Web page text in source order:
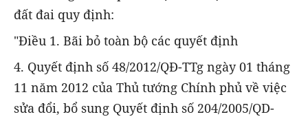
đất đai quy định:
"Điều 1. Bãi bỏ toàn bộ các quyết định
4. Quyết định số 48/2012/QĐ-TTg ngày 01 tháng
11 năm 2012 của Thủ tướng Chính phủ về việc
sửa đổi, bổ sung Quyết định số 204/2005/QD-